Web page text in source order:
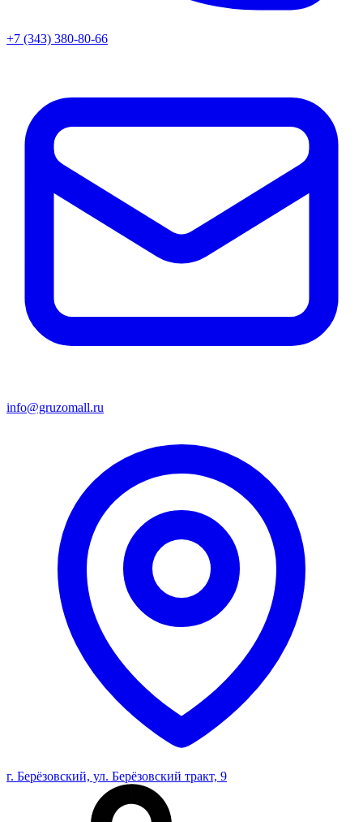
+7 (343) 380-80-66
info@gruzomall.ru
г. Берёзовский, ул. Берёзовский тракт, 9